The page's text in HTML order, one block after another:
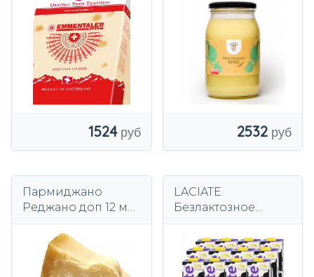
300г защищенный
деликатес
Эмменталь
1524
осветленное 750г
900мл кето жир
кладовая
2532
Пармиджано
Реджано доп 12 м
Пармезан 200 г
LACIATE
Безлактозное
нное коровье
молоко 1,5% 1л,
запас для